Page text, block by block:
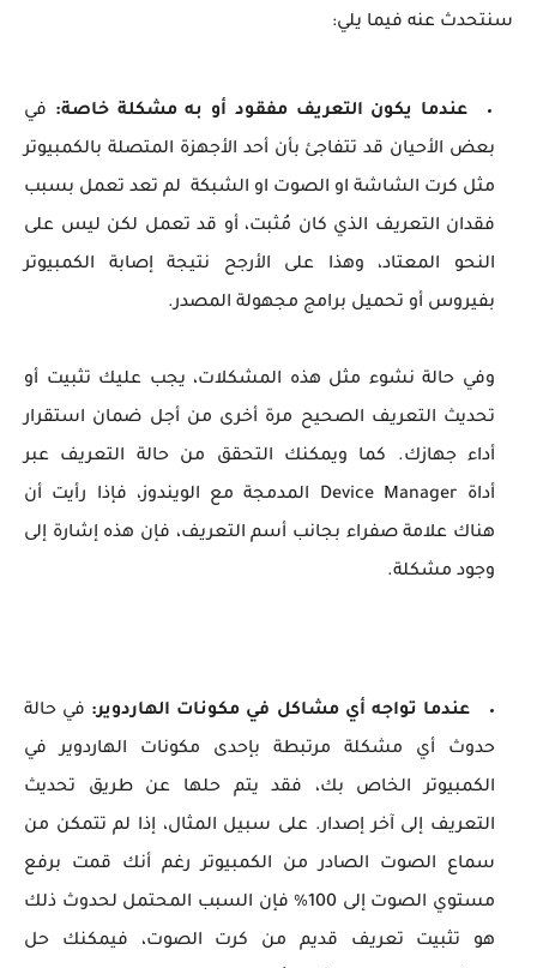
سنتحدث عنه فيما يلي:
عندما يكون التعريف مفقود أو به مشكلة خاصة: في
بعض الأحيان قد تتفاجئ بأن أحد الأجهزة المتصلة بالكمبيوتر
مثل كرت الشاشة او الصوت او الشبكة لم تعد تعمل بسبب
فقدان التعريف الذي كان مُثبت، أو قد تعمل لكن ليس على
النحو المعتاد، وهذا على الأرجح نتيجة إصابة الكمبيوتر
بفيروس أو تحميل برامج مجهولة المصدر.
وفي حالة نشوء مثل هذه المشكلات، يجب عليك تثبيت أو
تحديث التعريف الصحيح مرة أخرى من أجل ضمان استقرار
أداء جهازك. كما ويمكنك التحقق من حالة التعريف عبر
أداة Device Manager المدمجة مع الويندوز، فإذا رأيت أن
هناك علامة صفراء بجانب أسم التعريف، فإن هذه إشارة إلى
وجود مشكلة.
عندما تواجه أي مشاكل في مكونات الهاردوير: في حالة
حدوث أي مشكلة مرتبطة بإحدى مكونات الهاردوير في
الكمبيوتر الخاص بك، فقد يتم حلها عن طريق تحديث
التعريف إلى آخر إصدار. على سبيل المثال، إذا لم تتمكن من
سماع الصوت الصادر من الكمبيوتر رغم أنك قمت برفع
مستوي الصوت إلى 100% فإن السبب المحتمل لحدوث ذلك
هو تثبيت تعريف قديم من كرت الصوت، فيمكنك حل